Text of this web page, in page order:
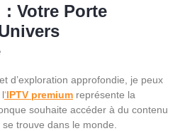
: Votre Porte
d’exploration approfondie, je peux
‘IPTV premium représente la
souhaite accéder à du contenu
trouve dans le monde.